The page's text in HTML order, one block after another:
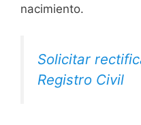
nacimiento.
Solicitar
Registro Civil